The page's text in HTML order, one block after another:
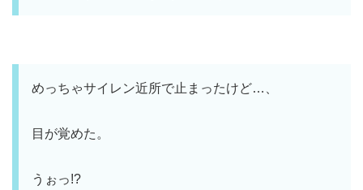
めっちゃサイレン近所で止まったけど…、
目が覚めた。
うぉっ!?